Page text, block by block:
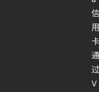
信
用
卡
通
过
V